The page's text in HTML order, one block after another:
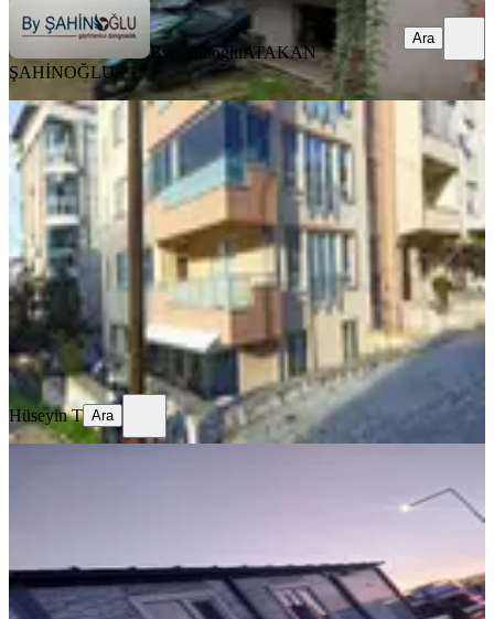
By şahinoğluATAKAN
ŞAHİNOĞLU
Ara
BALKONLU
Camikebir Mahallesi 3+1 Sahibinden
Satılık Daire
Osmaneli, Camikebir Mahallesi
3+1·130 m² · 2. Kat ·13.07.2025
3.750.000 ₺
Hüseyin T
Ara
Hüseyin T Ara
Rremorklu21 Mt Ful Ev Tipi
Osmaneli, Camicedit Mahallesi
1+1·21 m²·23.04.2026